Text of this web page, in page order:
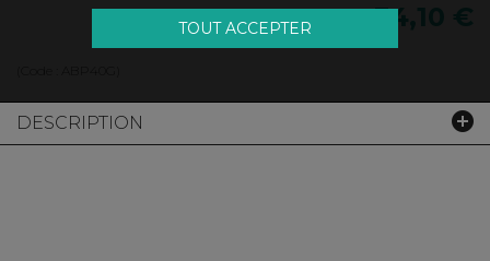
34,10 €
DESCRIPTION
TOUT ACCEPTER